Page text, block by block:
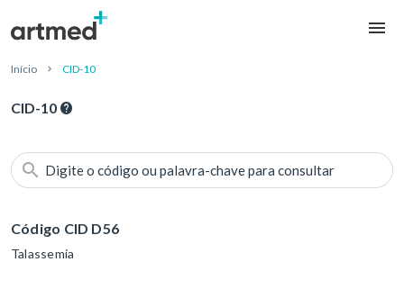
Início CID-10
CID-10
Digite o código ou palavra-chave para consultar
Código CID D56
Talassemia